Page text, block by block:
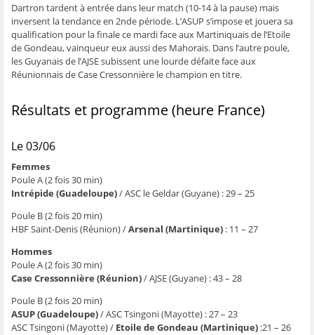
r
e
)
e
)
r
e
)
n
ê
t
r
e
)
Dartron tardent à entrée dans leur match (10-14 à la pause) mais
inversent la tendance en 2nde période. L’ASUP s’impose et jouera sa
qualification pour la finale ce mardi face aux Martiniquais de l’Etoile
de Gondeau, vainqueur eux aussi des Mahorais. Dans l’autre poule,
les Guyanais de l’AJSE subissent une lourde défaite face aux
Réunionnais de Case Cressonnière le champion en titre.
Résultats et programme (heure France)
Le 03/06
Femmes
Poule A (2 fois 30 min)
Intrépide (Guadeloupe)/ ASC le Geldar (Guyane) : 29 – 25
Poule B (2 fois 20 min)
HBF Saint-Denis (Réunion) /Arsenal (Martinique) : 11 – 27
Hommes
Poule A (2 fois 30 min)
Case Cressonnière (Réunion)/ AJSE (Guyane) : 43 – 28
Poule B (2 fois 20 min)
ASUP (Guadeloupe)/ ASC Tsingoni (Mayotte) : 27 – 23
ASC Tsingoni (Mayotte) / Etoile de Gondeau (Martinique) :21 – 26